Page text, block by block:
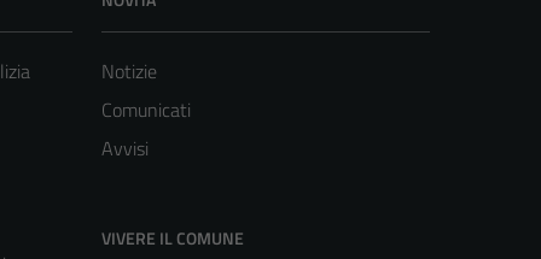
Notizie
Comunicati
Avvisi
VIVERE IL COMUNE